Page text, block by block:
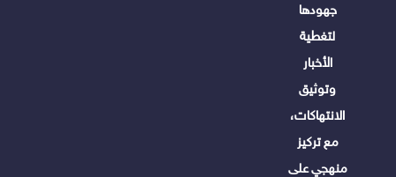
جهودها
لتغطية
الأخبار
وتوثيق
الانتهاكات،
مع تركيز
منهجي على